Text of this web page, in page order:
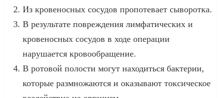
Из кровеносных сосудов пропотевает сыворотка.
В результате повреждения лимфатических и
кровеносных сосудов в ходе операции
нарушается кровообращение.
В ротовой полости могут находиться бактерии,
которые размножаются и оказывают токсическое